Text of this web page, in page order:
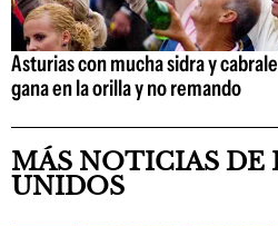
Asturias con mucha sidra y
gana en la orilla y no remando
MÁS NOTICIAS DE
UNIDOS